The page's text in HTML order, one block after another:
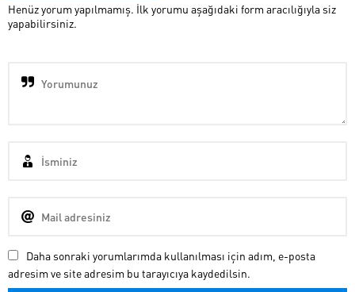
Henüz yorum yapılmamış. İlk yorumu aşağıdaki form aracılığıyla siz
yapabilirsiniz.
Daha sonraki yorumlarımda kullanılması için adım, e-posta
adresim ve site adresim bu tarayıcıya kaydedilsin.